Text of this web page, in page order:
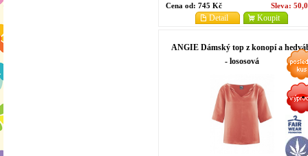
Cena od: 745 Kč Sleva:
Koupit
Detail
ANGIE Dámský top z konopí a
- lososová